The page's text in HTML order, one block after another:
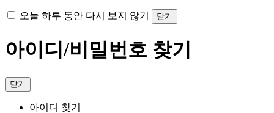
오늘 하루 동안 다시 보지 않기 닫기
아이디/비밀번호 찾기
닫기
아이디 찾기